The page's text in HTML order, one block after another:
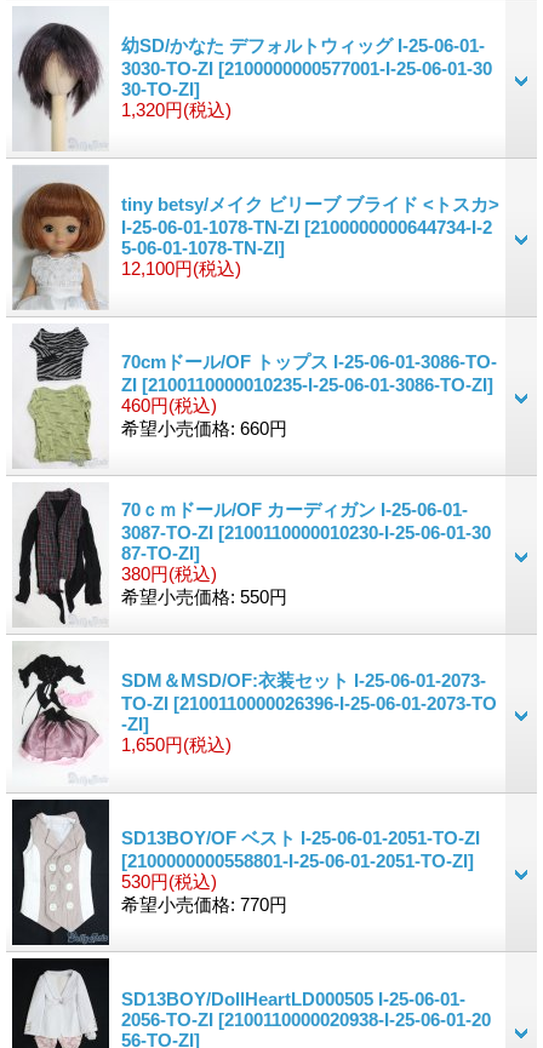
幼SD/かなた デフォルトウィッグ I-25-06-01-
3030-TO-ZI [2100000000577001-I-25-06-01-30
30-TO-ZI]
1,320円(税込)
tiny betsy/メイク ビリーブ ブライド <トスカ>
I-25-06-01-1078-TN-ZI [2100000000644734-I-2
5-06-01-1078-TN-ZI]
12,100円(税込)
70cmドール/OF トップス I-25-06-01-3086-TO-
ZI [2100110000010235-I-25-06-01-3086-TO-ZI]
460円(税込)
希望小売価格: 660円
70ｃｍドール/OF カーディガン I-25-06-01-
3087-TO-ZI [2100110000010230-I-25-06-01-30
87-TO-ZI]
380円(税込)
希望小売価格: 550円
SDM＆MSD/OF:衣装セット I-25-06-01-2073-
TO-ZI [2100110000026396-I-25-06-01-2073-TO
-ZI]
1,650円(税込)
SD13BOY/OF ベスト I-25-06-01-2051-TO-ZI
[2100000000558801-I-25-06-01-2051-TO-ZI]
530円(税込)
希望小売価格: 770円
SD13BOY/DollHeartLD000505 I-25-06-01-
2056-TO-ZI [2100110000020938-I-25-06-01-20
56-TO-ZI]